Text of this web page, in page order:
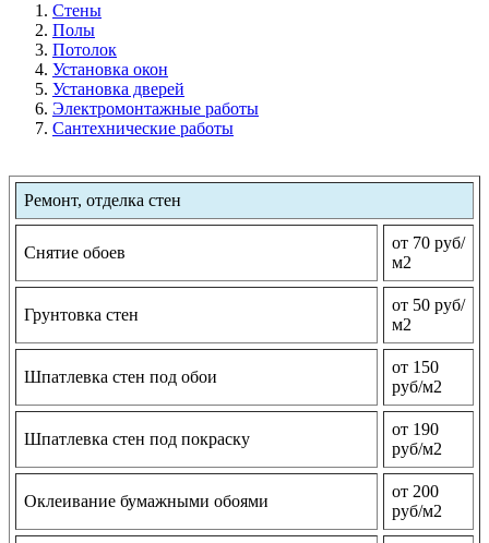
Стены
Полы
Потолок
Установка окон
Установка дверей
Электромонтажные работы
Сантехнические работы
Ремонт, отделка стен
Снятие обоев
от 70 руб/
м2
Грунтовка стен
от 50 руб/
м2
Шпатлевка стен под обои
от 150
руб/м2
Шпатлевка стен под покраску
от 190
руб/м2
Оклеивание бумажными обоями
от 200
руб/м2